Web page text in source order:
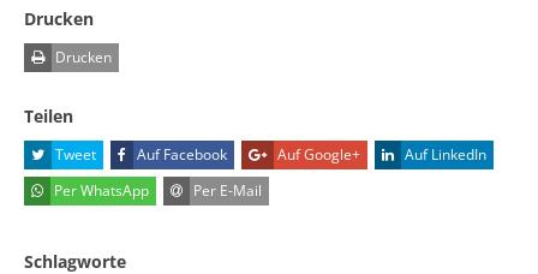
Drucken
Drucken
Teilen
Tweet Auf Facebook Auf Google+
Auf LinkedIn
Per WhatsApp
Per E-Mail
Schlagworte